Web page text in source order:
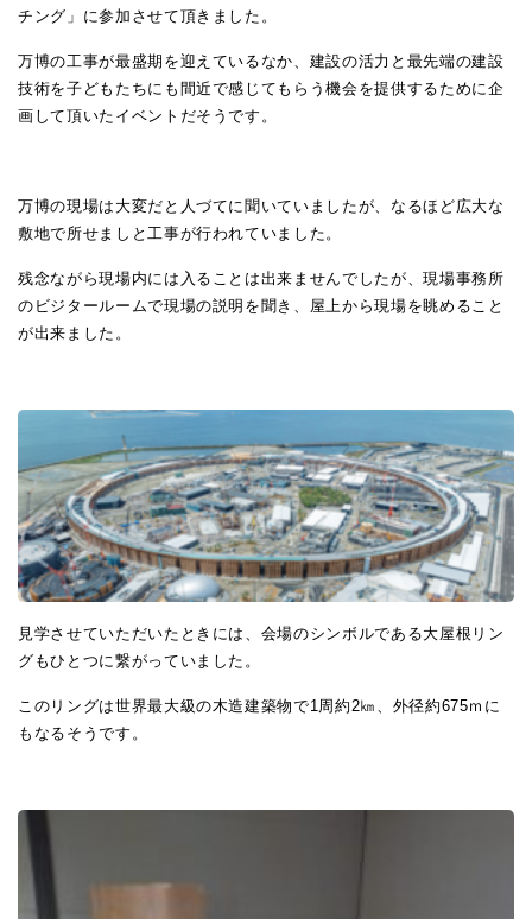
チング」に参加させて頂きました。
万博の工事が最盛期を迎えているなか、建設の活力と最先端の建設
技術を子どもたちにも間近で感じてもらう機会を提供するために企
画して頂いたイベントだそうです。
万博の現場は大変だと人づてに聞いていましたが、なるほど広大な
敷地で所せましと工事が行われていました。
残念ながら現場内には入ることは出来ませんでしたが、現場事務所
のビジタールームで現場の説明を聞き、屋上から現場を眺めること
が出来ました。
見学させていただいたときには、会場のシンボルである大屋根リン
グもひとつに繋がっていました。
このリングは世界最大級の木造建築物で1周約2㎞、外径約675ｍに
もなるそうです。